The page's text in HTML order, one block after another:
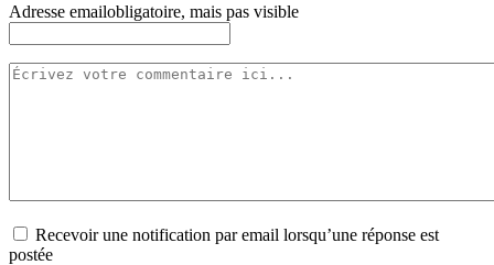
Adresse emailobligatoire, mais pas visible
Recevoir une notification par email lorsqu’une réponse est
postée